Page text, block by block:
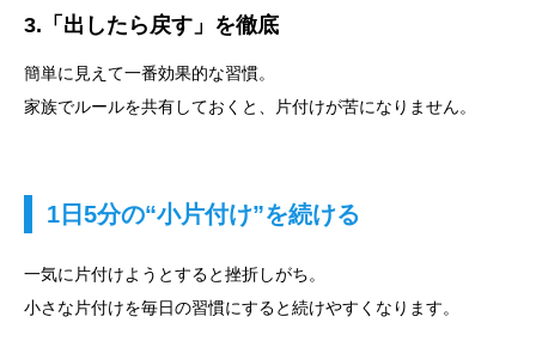
3.「出したら戻す」を徹底
簡単に見えて一番効果的な習慣。
家族でルールを共有しておくと、片付けが苦になりません。
1日5分の“小片付け”を続ける
一気に片付けようとすると挫折しがち。
小さな片付けを毎日の習慣にすると続けやすくなります。